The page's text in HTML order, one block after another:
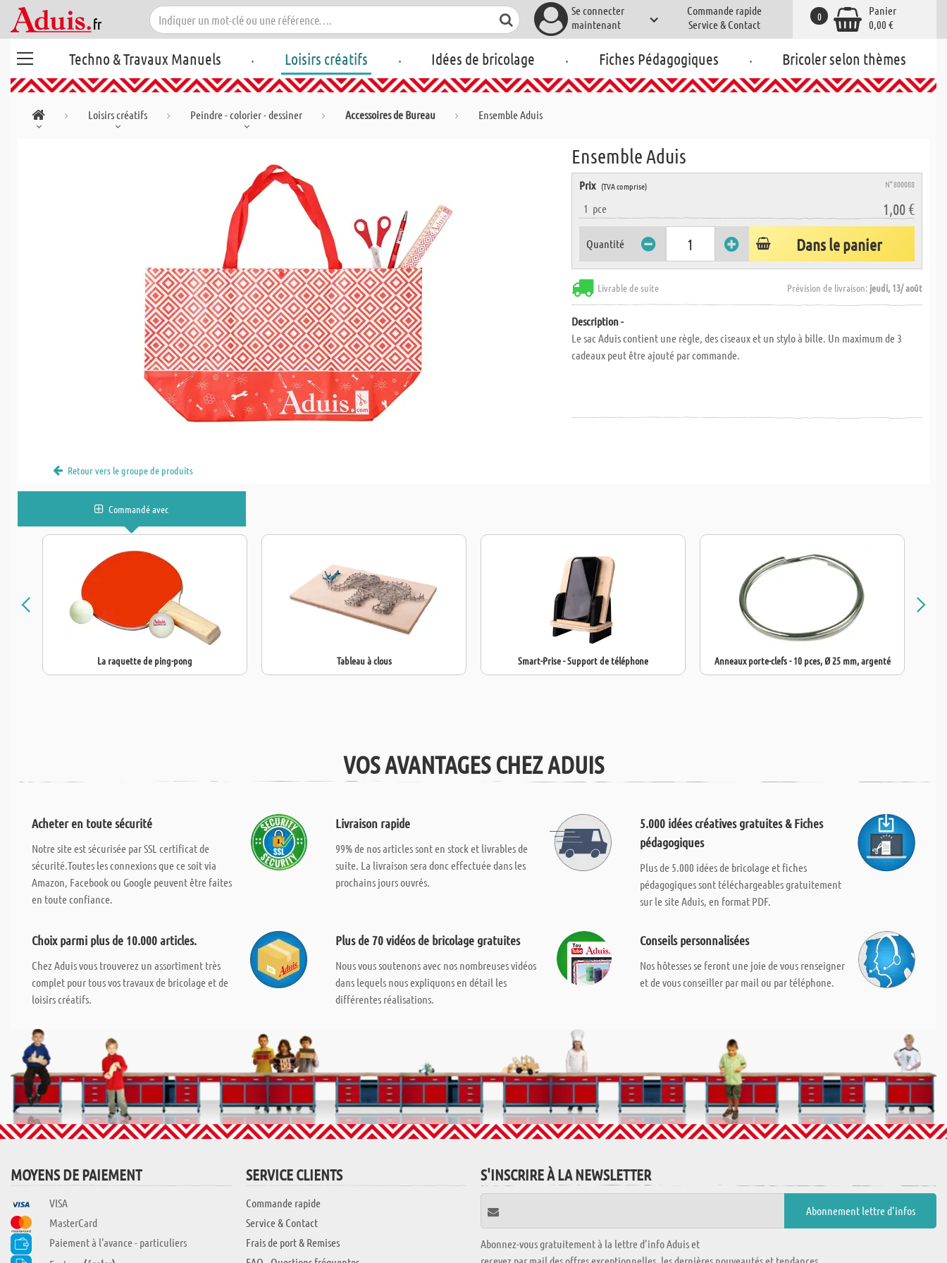
Se connecter
maintenant
Commande rapide
Service & Contact
Panier
0,00 €
0
Techno & Travaux Manuels . Loisirs créatifs . Idées de bricolage . Fiches Pédagogiques . Bricoler selon thèmes
Loisirs créatifs Peindre - colorier - dessiner Accessoires de Bureau Ensemble Aduis
Ensemble Aduis
Prix (TVA comprise) N° 800088
1 pce 1,00 €
Quantité Dans le panier
Livrable de suite Prévision de livraison: jeudi, 13/ août
Description -
Le sac Aduis contient une règle, des ciseaux et un stylo à bille. Un maximum de 3
cadeaux peut être ajouté par commande.
Retour vers le groupe de produits
Commandé avec
La raquette de ping-pong Tableau à clous Smart-Prise - Support de téléphone Anneaux porte-clefs - 10 pces, Ø 25 mm, argenté
VOS AVANTAGES CHEZ ADUIS
Acheter en toute sécurité
Notre site est sécurisée par SSL certificat de
sécurité.Toutes les connexions que ce soit via
Amazon, Facebook ou Google peuvent être faites
en toute confiance.
Livraison rapide
99% de nos articles sont en stock et livrables de
suite. La livraison sera donc effectuée dans les
prochains jours ouvrés.
5.000 idées créatives gratuites & Fiches
pédagogiques
Plus de 5.000 idées de bricolage et fiches
pédagogiques sont téléchargeables gratuitement
sur le site Aduis, en format PDF.
Choix parmi plus de 10.000 articles.
Chez Aduis vous trouverez un assortiment très
complet pour tous vos travaux de bricolage et de
loisirs créatifs.
Plus de 70 vidéos de bricolage gratuites
Nous vous soutenons avec nos nombreuses vidéos
dans lequels nous expliquons en détail les
différentes réalisations.
Conseils personnalisées
Nos hôtesses se feront une joie de vous renseigner
et de vous conseiller par mail ou par téléphone.
MOYENS DE PAIEMENT
VISA
MasterCard
Paiement à l'avance - particuliers
SERVICE CLIENTS
Commande rapide
Service & Contact
Frais de port & Remises
S'INSCRIRE À LA NEWSLETTER
Abonnez-vous gratuitement à la lettre d'info Aduis et